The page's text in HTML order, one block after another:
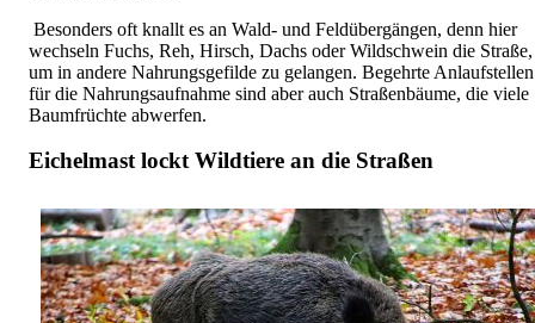
Besonders oft knallt es an Wald- und Feldübergängen, denn hier
wechseln Fuchs, Reh, Hirsch, Dachs oder Wildschwein die Straße,
um in andere Nahrungsgefilde zu gelangen. Begehrte Anlaufstellen
für die Nahrungsaufnahme sind aber auch Straßenbäume, die viele
Baumfrüchte abwerfen.
Eichelmast lockt Wildtiere an die Straßen